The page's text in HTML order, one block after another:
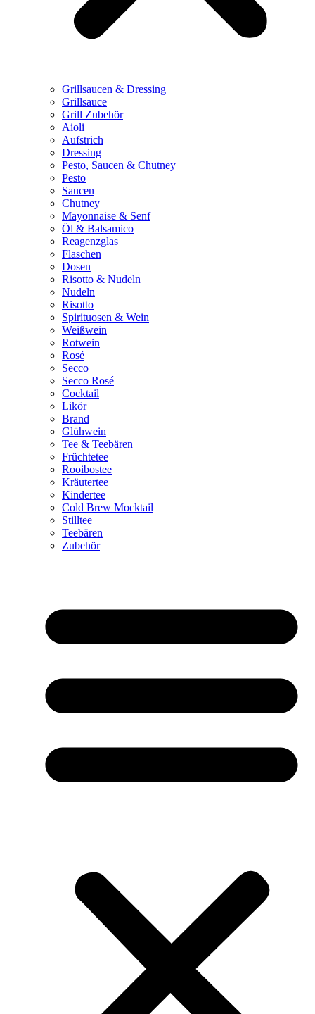
Grillsaucen & Dressing
Grillsauce
Grill Zubehör
Aioli
Aufstrich
Dressing
Pesto, Saucen & Chutney
Pesto
Saucen
Chutney
Mayonnaise & Senf
Öl & Balsamico
Reagenzglas
Flaschen
Dosen
Risotto & Nudeln
Nudeln
Risotto
Spirituosen & Wein
Weißwein
Rotwein
Rosé
Secco
Secco Rosé
Cocktail
Likör
Brand
Glühwein
Tee & Teebären
Früchtetee
Rooibostee
Kräutertee
Kindertee
Cold Brew Mocktail
Stilltee
Teebären
Zubehör